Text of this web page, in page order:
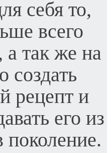
себя то,
всего
а так же на
создать
рецепт и
его из
поколение.